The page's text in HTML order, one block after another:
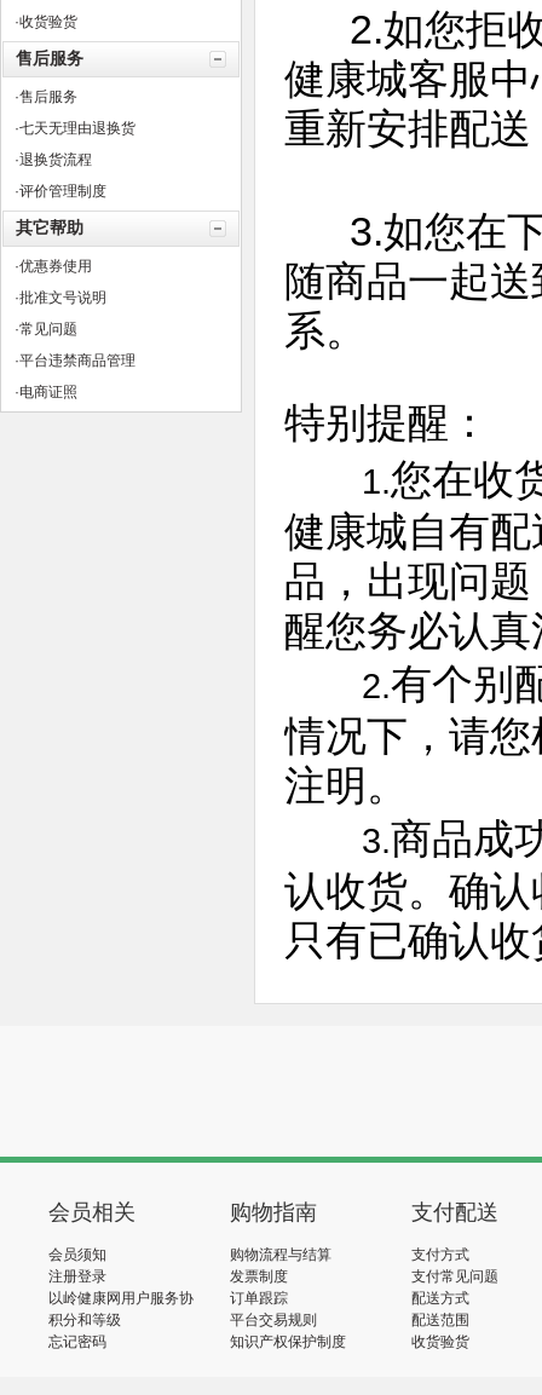
·收货验货
售后服务
·售后服务
·七天无理由退换货
·退换货流程
·评价管理制度
其它帮助
·优惠券使用
·批准文号说明
·常见问题
·平台违禁商品管理
·电商证照
2.如您拒收
健康城客服
重新安排配送
3.如您在下
随商品一起
系。
特别提醒：
1.您在收
健康城自有
品，出现问
醒您务必认
2.有个别
情况下，请
注明。
3.商品成
认收货。确
只有已确认
会员相关
会员须知
注册登录
以岭健康网用户服务协
议
积分和等级
忘记密码
购物指南
购物流程与结算
发票制度
订单跟踪
平台交易规则
知识产权保护制度
支付配送
支付方式
支付常见问题
配送方式
配送范围
收货验货